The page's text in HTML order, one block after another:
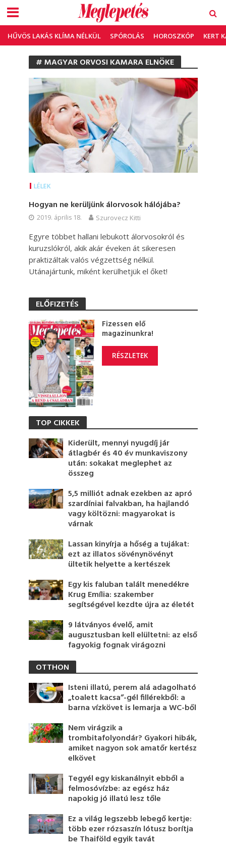
HŰVÖS LAKÁS KLÍMA NÉLKÜL SPÓROLÁS HOROSZKÓP KERT
# MAGYAR ORVOSI KAMARA ELNÖKE
LÉLEK
Hogyan ne kerüljünk álorvosok hálójába?
2019. április 18. Szurovecz Kitti
Egyre többet hallani lebukott álorvosokról és
kuruzslókról, akik akár éveken át sikeresen
praktizáltak valós végzettség nélkül.
Utánajártunk, miként kerülhetjük el őket!
ELŐFIZETÉS
Fizessen elő
magazinunkra!
RÉSZLETEK
TOP CIKKEK
Kiderült, mennyi nyugdíj jár
átlagbér és 40 év munkaviszony
után: sokakat meglephet az
összeg
5,5 milliót adnak ezekben az apró
szardíniai falvakban, ha hajlandó
vagy költözni: magyarokat is
várnak
Lassan kinyírja a hőség a tujákat:
ezt az illatos sövénynövényt
ültetik helyette a kertészek
Egy kis faluban talált menedékre
Krug Emília: szakember
segítségével kezdte újra az életét
9 látványos évelő, amit
augusztusban kell elültetni: az első
fagyokig fognak virágozni
OTTHON
Isteni illatú, perem alá adagolható
„toalett kacsa”-gél fillérekből: a
barna vízkövet is lemarja a WC-ből
Nem virágzik a
trombitafolyondár? Gyakori hibák,
amiket nagyon sok amatőr kertész
elkövet
Tegyél egy kiskanálnyit ebből a
felmosóvízbe: az egész ház
napokig jó illatú lesz tőle
Ez a világ legszebb lebegő kertje:
több ezer rózsaszín lótusz borítja
be Thaiföld egyik tavát